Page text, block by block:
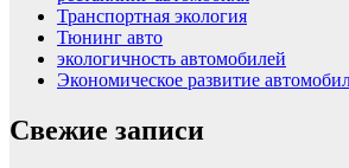
Транспортная экология
Тюнинг авто
экологичность автомобилей
Экономическое развитие
Свежие записи